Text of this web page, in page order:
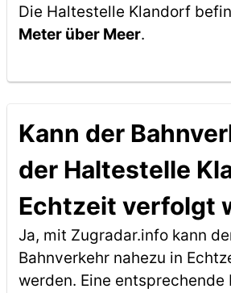
Die Haltestelle Klandorf
Meter über Meer.
Kann der
der Haltestelle
Echtzeit verfolgt
Ja, mit Zugradar.info kann
Bahnverkehr nahezu in
werden. Eine